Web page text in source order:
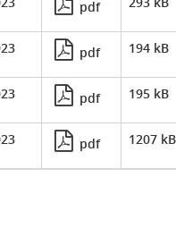
pdf
pdf 194 kB
pdf 195 kB
pdf 1207 kB